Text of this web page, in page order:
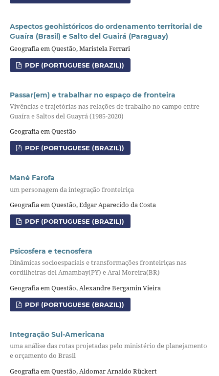
Aspectos geohistóricos do ordenamento territorial de
Guaíra (Brasil) e Salto del Guairá (Paraguay)
Geografia em Questão, Maristela Ferrari
PDF (PORTUGUESE (BRAZIL))
Passar(em) e trabalhar no espaço de fronteira
Vivências e trajetórias nas relações de trabalho no campo entre
Guaíra e Saltos del Guayrá (1985-2020)
Geografia em Questão
PDF (PORTUGUESE (BRAZIL))
Mané Farofa
um personagem da integração fronteiriça
Geografia em Questão, Edgar Aparecido da Costa
PDF (PORTUGUESE (BRAZIL))
Psicosfera e tecnosfera
Dinâmicas socioespaciais e transformações fronteiriças nas
cordilheiras del Amambay(PY) e Aral Moreira(BR)
Geografia em Questão, Alexandre Bergamin Vieira
PDF (PORTUGUESE (BRAZIL))
Integração Sul-Americana
uma análise das rotas projetadas pelo ministério de planejamento
e orçamento do Brasil
Geografia em Questão, Aldomar Arnaldo Rückert